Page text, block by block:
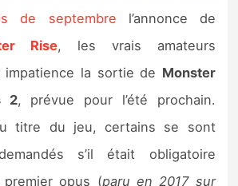
jeux Switch 2
de septembre l’annonce de
Rise, les vrais amateurs
impatience la sortie de Monster
2, prévue pour l’été prochain.
titre du jeu, certains se sont
s’il était obligatoire
premier opus (paru en 2017 sur